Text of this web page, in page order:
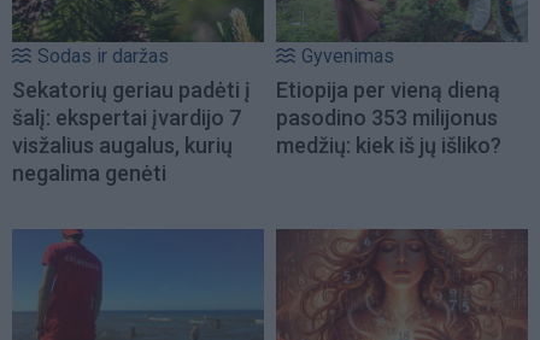
Sodas ir daržas
Sekatorių geriau padėti į
šalį: ekspertai įvardijo 7
visžalius augalus, kurių
negalima genėti
Gyvenimas
Etiopija per vieną dieną
pasodino 353 milijonus
medžių: kiek iš jų išliko?